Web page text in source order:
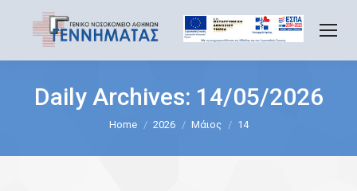
Daily Archives: 14/05/2026
Home 2026 Μάιος 14